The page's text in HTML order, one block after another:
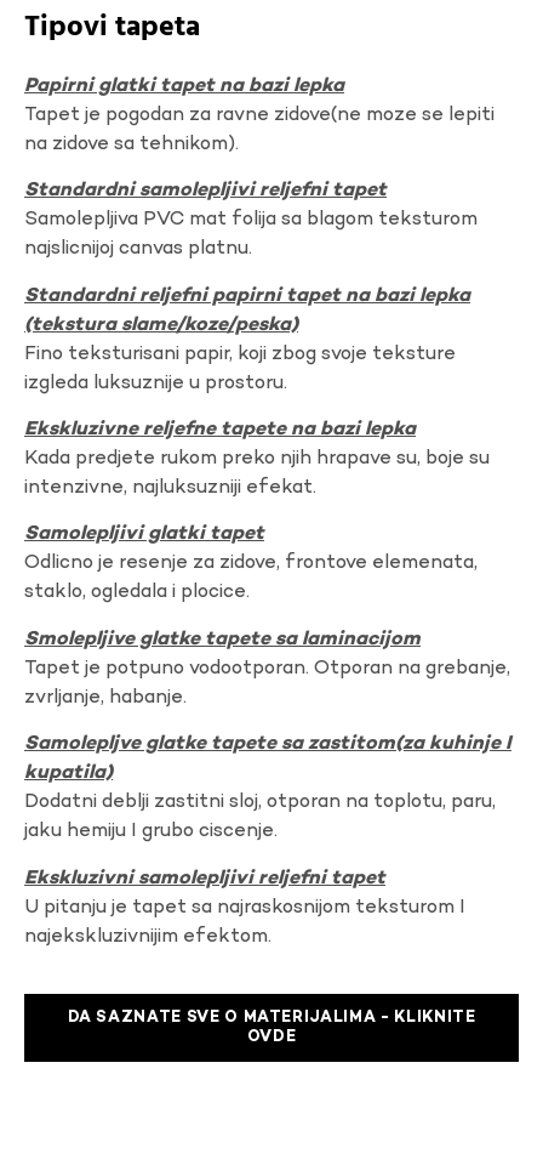
Tipovi tapeta
Papirni glatki tapet na bazi lepka
Tapet je pogodan za ravne zidove(ne moze se lepiti
na zidove sa tehnikom).
Standardni samolepljivi reljefni tapet
Samolepljiva PVC mat folija sa blagom teksturom
najslicnijoj canvas platnu.
Standardni reljefni papirni tapet na bazi lepka
(tekstura slame/koze/peska)
Fino teksturisani papir, koji zbog svoje teksture
izgleda luksuznije u prostoru.
Ekskluzivne reljefne tapete na bazi lepka
Kada predjete rukom preko njih hrapave su, boje su
intenzivne, najluksuzniji efekat.
Samolepljivi glatki tapet
Odlicno je resenje za zidove, frontove elemenata,
staklo, ogledala i plocice.
Smolepljive glatke tapete sa laminacijom
Tapet je potpuno vodootporan. Otporan na grebanje,
zvrljanje, habanje.
Samolepljve glatke tapete sa zastitom(za kuhinje I
kupatila)
Dodatni deblji zastitni sloj, otporan na toplotu, paru,
jaku hemiju I grubo ciscenje.
Ekskluzivni samolepljivi reljefni tapet
U pitanju je tapet sa najraskosnijom teksturom I
najekskluzivnijim efektom.
DA SAZNATE SVE O MATERIJALIMA - KLIKNITE
OVDE